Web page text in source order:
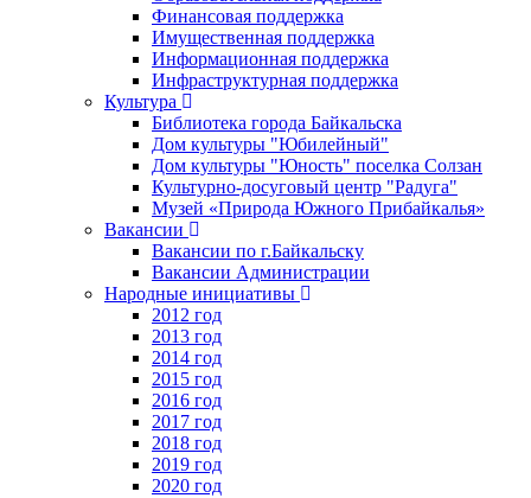
Финансовая поддержка
Имущественная поддержка
Информационная поддержка
Инфраструктурная поддержка
Культура
Библиотека города Байкальска
Дом культуры "Юбилейный"
Дом культуры "Юность" поселка Солзан
Культурно-досуговый центр "Радуга"
Музей «Природа Южного Прибайкалья»
Вакансии
Вакансии по г.Байкальску
Вакансии Администрации
Народные инициативы
2012 год
2013 год
2014 год
2015 год
2016 год
2017 год
2018 год
2019 год
2020 год